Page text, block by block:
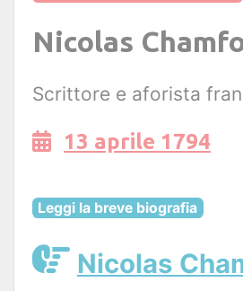
Nicolas
Scrittore e aforista
13 aprile 1794
Leggi la breve biografia
Nicolas